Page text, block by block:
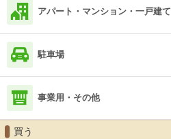
アパート・マンション・一戸建て
駐車場
事業用・その他
買う